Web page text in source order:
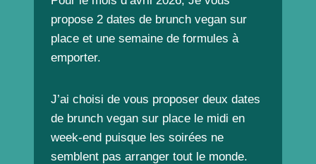
propose 2 dates de brunch vegan sur
place et une semaine de formules à
emporter.
J’ai choisi de vous proposer deux dates
de brunch vegan sur place le midi en
week-end puisque les soirées ne
semblent pas arranger tout le monde.